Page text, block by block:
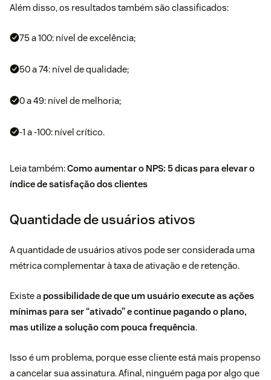
Além disso, os resultados também são classificados:
75 a 100: nível de excelência;
50 a 74: nível de qualidade;
0 a 49: nível de melhoria;
-1 a -100: nível crítico.
Leia também:Como aumentar o NPS: 5 dicas para elevar o
índice de satisfação dos clientes
Quantidade de usuários ativos
A quantidade de usuários ativos pode ser considerada uma
métrica complementar à taxa de ativação e de retenção.
Existe a possibilidade de que um usuário execute as ações
mínimas para ser “ativado” e continue pagando o plano,
mas utilize a solução com pouca frequência.
Isso é um problema, porque esse cliente está mais propenso
a cancelar sua assinatura. Afinal, ninguém paga por algo que